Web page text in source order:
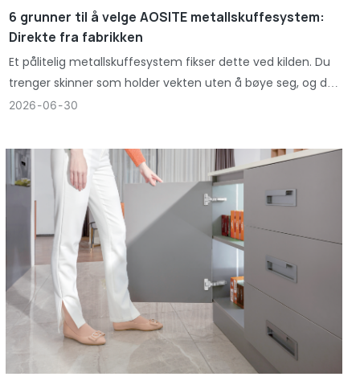
6 grunner til å velge AOSITE metallskuffesystem:
Direkte fra fabrikken
Et pålitelig metallskuffesystem fikser dette ved kilden. Du
trenger skinner som holder vekten uten å bøye seg, og du
trenger en eske som overlever tusenvis av sykluser uten å
2026 06 30